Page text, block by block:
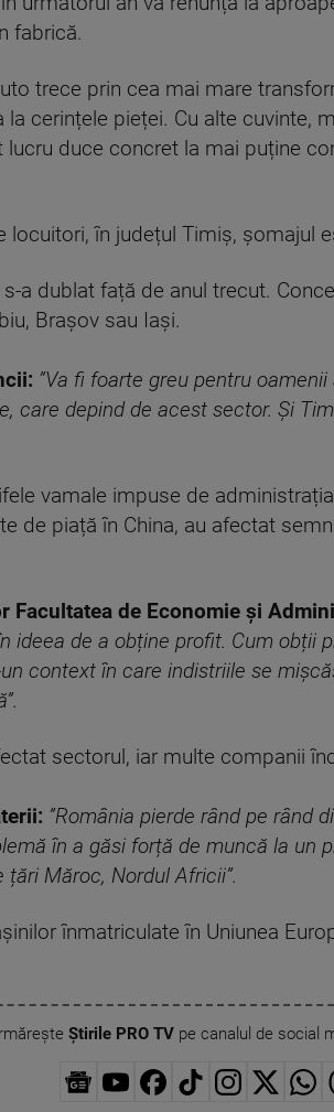
fabrică.
trece prin cea mai mare
cerințele pieței. Cu alte cuvinte,
duce concret la mai puține
în județul Timiș, șomajul
a dublat față de anul trecut.
Brașov sau Iași.
”Va fi foarte greu pentru oamenii
care depind de acest sector. Și
vamale impuse de
de piață în China, au afectat
Facultatea de Economie și
ideea de a obține profit. Cum obții
context în care indistriile se mișcă
”.
sectorul, iar multe companii
”România pierde rând pe rând
ă în a găsi forță de muncă la un
țări Măroc, Nordul Africii”.
înmatriculate în Uniunea
Știrile PRO TVpe canalul de social